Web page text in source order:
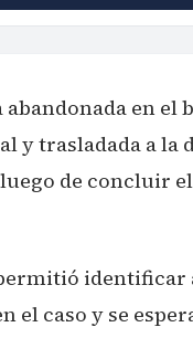
en el
y trasladada a la
de concluir
el caso y se